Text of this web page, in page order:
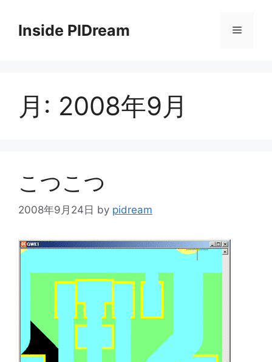
Inside PIDream メ
月: 2008年9月
こつこつ
2008年9月24日 by pidream